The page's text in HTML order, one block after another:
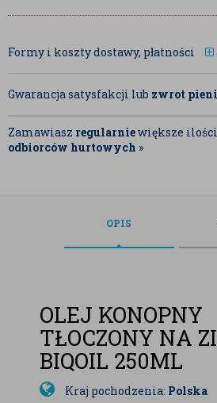
Formy i koszty dostawy, płatności
Gwarancja satysfakcji lub zwrot
Zamawiasz regularniewiększe
odbiorców hurtowych »
OPIS
OLEJ KONOPNY
TŁOCZONY NA
BIQOIL 250ML
Kraj pochodzenia: Polska